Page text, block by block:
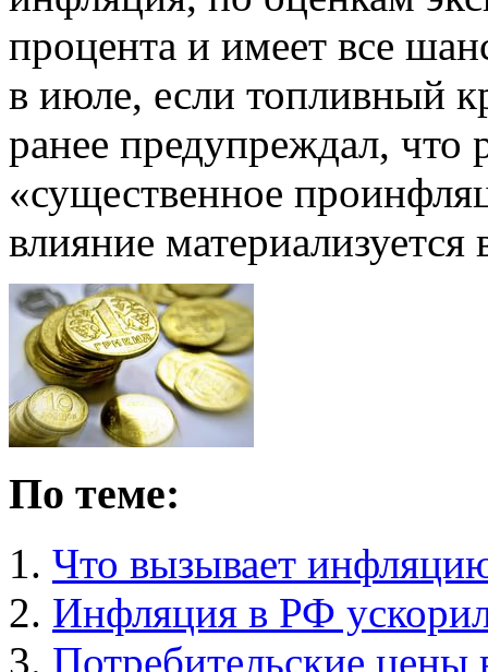
процента и имеет все
в июле, если топливный
ранее предупреждал, что
«существенное
влияние материализуется
По теме:
Что вызывает
Инфляция в РФ
Потребительские